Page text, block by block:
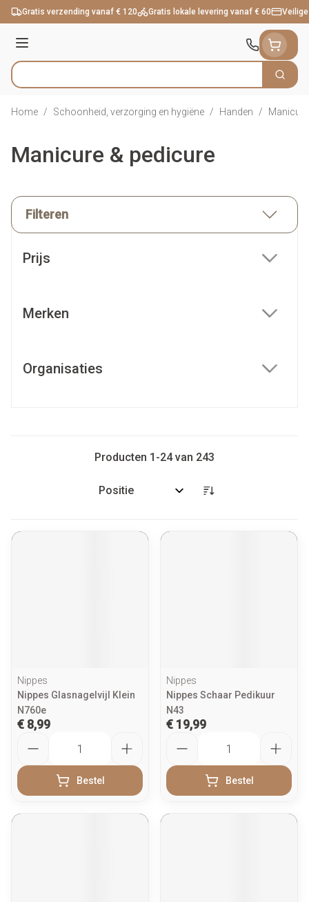
Ga naar de inhoud
Gratis verzending vanaf € 120 Gratis lokale levering vanaf € 60
Menu
Product, merk, categorie... Zoek
Home / Schoonheid, verzorging en hygiëne / Handen /
Manicure & pedicure
Filteren
Prijs
Merken
Organisaties
Producten 1 -24van 243
Sorteer op:
Nippes
Nippes Glasnagelvijl Klein
N760e
€ 8,99
Bestel
Nippes
Nippes Schaar Pedikuur
N43
€ 19,99
Bestel